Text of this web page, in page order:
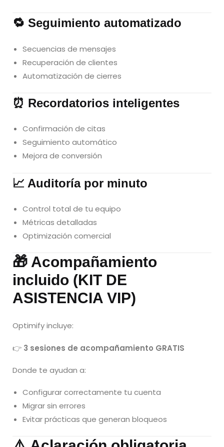
🔁 Seguimiento automatizado
Secuencias de mensajes
Recuperación de clientes
Automatización de cierres
⏰ Recordatorios inteligentes
Confirmación de citas
Seguimiento automático
Mejora de conversión
📈 Auditoría por minuto
Control total de tu equipo
Métricas detalladas
Optimización comercial
🎁 Acompañamiento
incluido (KIT DE
ASISTENCIA VIP)
Optimify incluye:
👉 3 sesiones de acompañamiento GRATIS
Donde te ayudan a:
Configurar correctamente tu cuenta
Migrar sin errores
Evitar prácticas que generan bloqueos